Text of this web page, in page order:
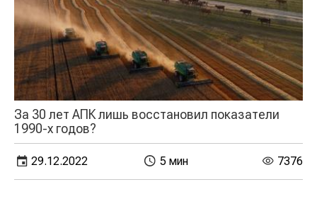
За 30 лет АПК лишь восстановил показатели
1990-х годов?
29.12.2022 5 мин 7376